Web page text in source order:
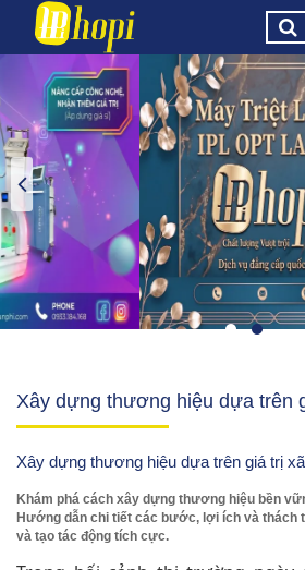
Xây dựng thương hiệu dựa trên
Xây dựng thương hiệu dựa trên giá trị
Khám phá cách xây dựng thương hiệu bền
Hướng dẫn chi tiết các bước, lợi ích và thách
và tạo tác động tích cực.